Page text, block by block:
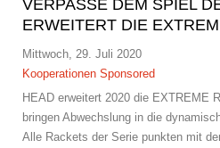
VERPASSE DEM SPIEL
ERWEITERT DIE
Mittwoch, 29. Juli 2020
Kooperationen Sponsored
HEAD erweitert 2020 die EXTREME
bringen Abwechslung in die
Alle Rackets der Serie punkten mit